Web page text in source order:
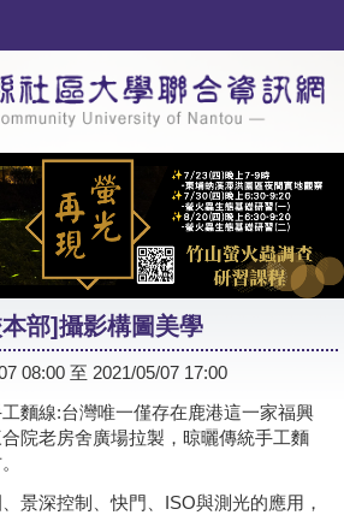
部]攝影構圖美學
08:00 至 2021/05/07 17:00
麵線:台灣唯一僅存在鹿港這一家福興
院老房舍廣場拉製，晾曬傳統手工麵
景深控制、快門、ISO與測光的應用，